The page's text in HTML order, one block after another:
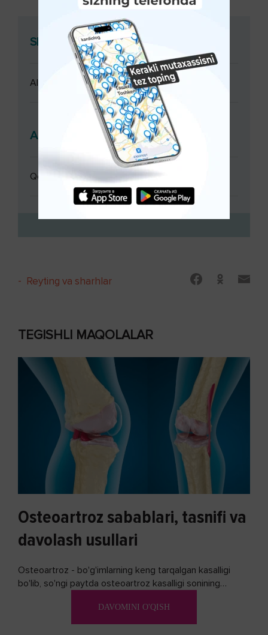
Shifokor konsultatsiyasi
Allergolog konsultatsiyasi
Analizlar
Qonning kimyoviy analizi
- Reyting va sharhlar
TEGISHLI MAQOLALAR
Osteoartroz sabablari, tasnifi va
davolash usullari
Osteoartroz - bo'g'imlarning keng tarqalgan kasalligi
bo'lib, so'ngi paytda osteoartroz kasalligi sonining
DAVOMINI O'QISH